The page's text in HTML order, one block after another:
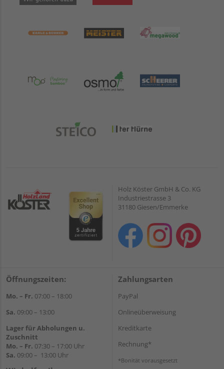
Holz Köster GmbH & Co. KG
Industriestrasse 3
31180 Giesen/Emmerke
Öffnungszeiten:
Mo. – Fr. 07:00 – 18:00
Sa. 09:00 – 13:00
Lager für Abholungen u.
Zuschnitt
Mo. – Fr. 07:30 – 17:00 Uhr
Sa. 09:00 – 13:00 Uhr
Zahlungsarten
PayPal
Onlineüberweisung
Kreditkarte
Rechnung*
*Bonität vorausgesetzt